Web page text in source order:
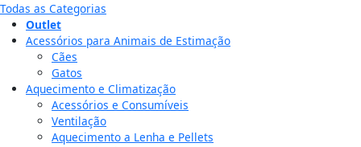
Todas as Categorias
Outlet
Acessórios para Animais de Estimação
Cães
Gatos
Aquecimento e Climatização
Acessórios e Consumíveis
Ventilação
Aquecimento a Lenha e Pellets